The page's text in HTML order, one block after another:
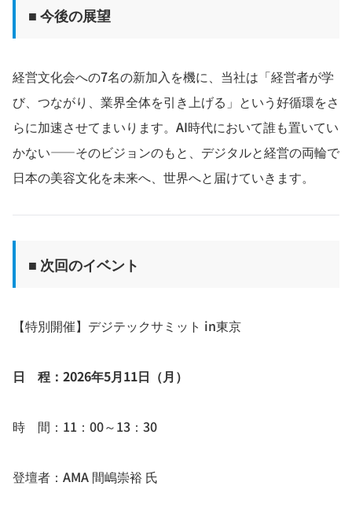
■ 今後の展望
経営文化会への7名の新加入を機に、当社は「経営者が学
び、つながり、業界全体を引き上げる」という好循環をさ
らに加速させてまいります。AI時代において誰も置いてい
かない——そのビジョンのもと、デジタルと経営の両輪で
日本の美容文化を未来へ、世界へと届けていきます。
■ 次回のイベント
【特別開催】デジテックサミット in東京
日 程：2026年5月11日（月）
時 間：11：00～13：30
登壇者：AMA 間嶋崇裕 氏